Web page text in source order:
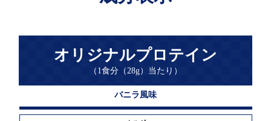
オリジナルプロテイン
（1食分（28g）当たり）
ネ
バニラ風味